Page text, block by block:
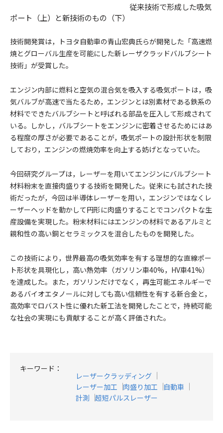
従来技術で形成した吸気
ポート（上）と新技術のもの（下）
技術開発賞は，トヨタ自動車の青山宏典氏らが開発した「高速燃
焼とグローバル生産を可能にした新レーザクラッドバルブシート
技術」が受賞した。
エンジン内部に燃料と空気の混合気を吸入する吸気ポートは，吸
気バルブが高速で当たるため，エンジンとは別素材である鉄系の
材料でできたバルブシートと呼ばれる部品を圧入して形成されて
いる。しかし，バルブシートをエンジンに密着させるためにはあ
る程度の厚さが必要であることが，吸気ポートの設計形状を制限
しており，エンジンの燃焼効率を向上する妨げとなっていた。
今回研究グループは，レーザーを用いてエンジンにバルブシート
材料粉末を直接肉盛りする技術を開発した。従来にも試された技
術だったが，今回は半導体レーザーを用い，エンジンではなくレ
ーザーヘッドを動かして円形に肉盛りすることでコンパクトな生
産設備を実現した。粉末材料にはエンジンの材料であるアルミと
親和性の高い銅とセラミックスを混合したものを開発した。
この技術により，世界最高の吸気効率を有する理想的な直線ポー
ト形状を具現化し，高い熱効率（ガソリン車40%，HV車41%）
を達成した。また，ガソリンだけでなく，再生可能エネルギーで
あるバイオエタノールに対しても高い信頼性を有する新合金と，
高効率でロバスト性に優れた新工法を開発したことで，持続可能
な社会の実現にも貢献することが高く評価された。
キーワード：
レーザークラッディング
レーザー加工
肉盛り加工
自動車
計測 超短パルスレーザー